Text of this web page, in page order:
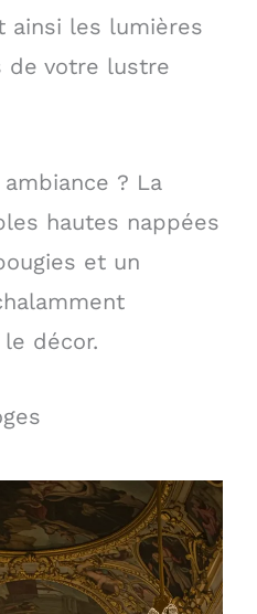
ainsi les lumières
de votre lustre
? La
hautes nappées
et un
décor.